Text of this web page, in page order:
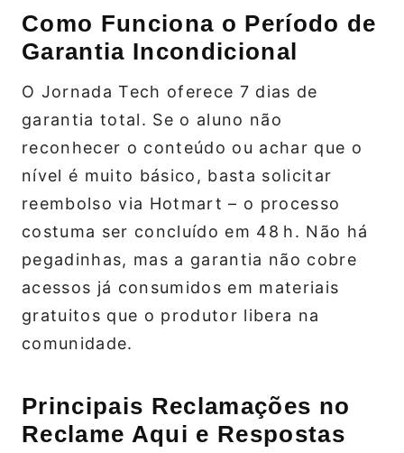
Como Funciona o Período de
Garantia Incondicional
O Jornada Tech oferece 7 dias de
garantia total. Se o aluno não
reconhecer o conteúdo ou achar que o
nível é muito básico, basta solicitar
reembolso via Hotmart – o processo
costuma ser concluído em 48 h. Não há
pegadinhas, mas a garantia não cobre
acessos já consumidos em materiais
gratuitos que o produtor libera na
comunidade.
Principais Reclamações no
Reclame Aqui e Respostas